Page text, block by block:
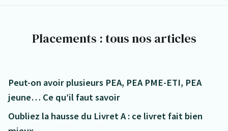
Placements : tous nos articles
Peut-on avoir plusieurs PEA, PEA PME-ETI, PEA
jeune… Ce qu’il faut savoir
Oubliez la hausse du Livret A : ce livret fait bien